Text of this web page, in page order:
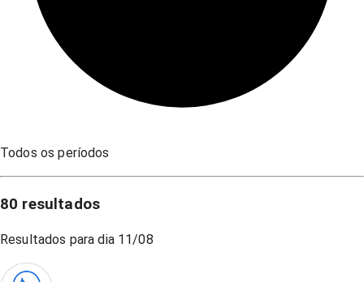
Todos os períodos
80 resultados
Resultados para dia 11/08